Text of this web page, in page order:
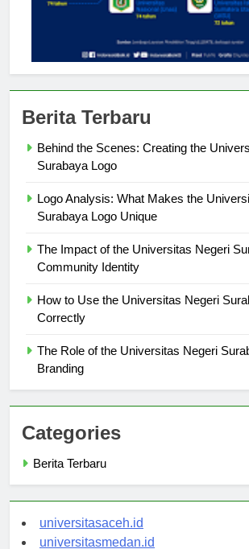
Behind the Scenes: Creating the
Logo Analysis: What Makes the
The Impact of the Universitas Negeri
How to Use the Universitas Negeri
The Role of the Universitas Negeri
Categories
universitasaceh.id